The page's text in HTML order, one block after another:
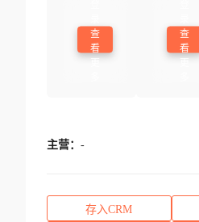
查
看
查
看
主营： -
存入CRM